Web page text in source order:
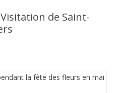
de Saint-